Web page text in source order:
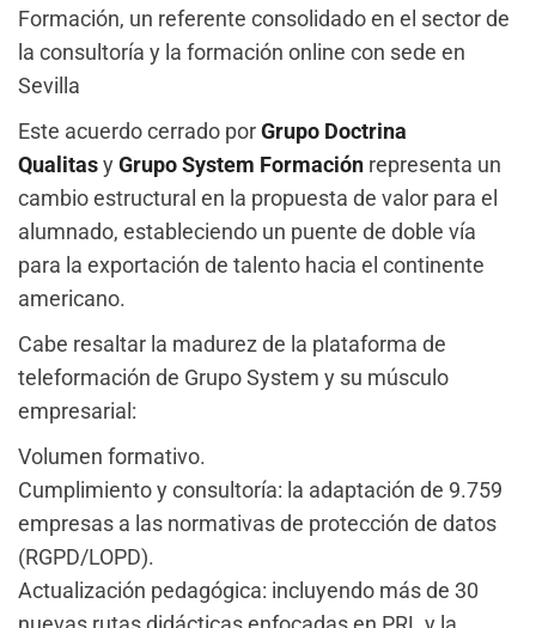
Formación, un referente consolidado en el sector de
la consultoría y la formación online con sede en
Sevilla
Este acuerdo cerrado porGrupo Doctrina
QualitasyGrupo System Formación representa un
cambio estructural en la propuesta de valor para el
alumnado, estableciendo un puente de doble vía
para la exportación de talento hacia el continente
americano.
Cabe resaltar la madurez de la plataforma de
teleformación de Grupo System y su músculo
empresarial:
Volumen formativo.
Cumplimiento y consultoría: la adaptación de 9.759
empresas a las normativas de protección de datos
(RGPD/LOPD).
Actualización pedagógica: incluyendo más de 30